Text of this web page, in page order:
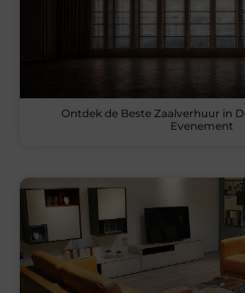
Ontdek de Beste Zaalverhuur in
Evenement